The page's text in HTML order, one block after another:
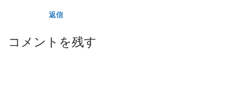
返信
コメントを残す